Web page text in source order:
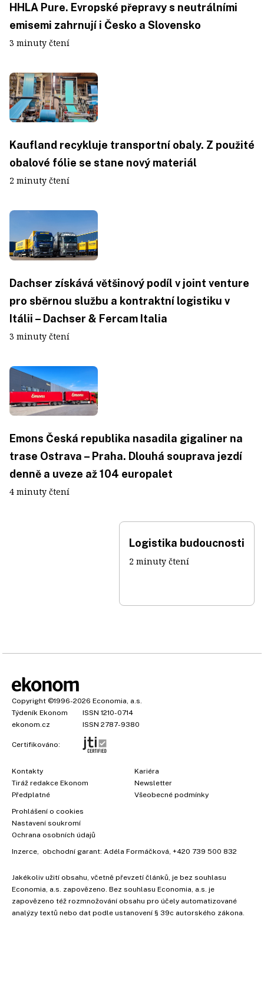
HHLA Pure. Evropské přepravy s neutrálními
emisemi zahrnují i Česko a Slovensko
3 minuty čtení
Kaufland recykluje transportní obaly. Z použité
obalové fólie se stane nový materiál
2 minuty čtení
Dachser získává většinový podíl v joint venture
pro sběrnou službu a kontraktní logistiku v
Itálii – Dachser & Fercam Italia
3 minuty čtení
Emons Česká republika nasadila gigaliner na
trase Ostrava – Praha. Dlouhá souprava jezdí
denně a uveze až 104 europalet
4 minuty čtení
Logistika budoucnosti
2 minuty čtení
Copyright ©1996-2026 Economia, a.s.
Týdeník Ekonom
ISSN 1210-0714
ekonom.cz
ISSN 2787-9380
Certifikováno:
Kontakty
Tiráž redakce Ekonom
Předplatné
Kariéra
Newsletter
Všeobecné podmínky
Prohlášení o cookies
Nastavení soukromí
Ochrana osobních údajů
Inzerce, obchodní garant: Adéla Formáčková, +420 739 500 832
Jakékoliv užití obsahu, včetně převzetí článků, je bez souhlasu
Economia, a.s. zapovězeno. Bez souhlasu Economia, a.s. je
zapovězeno též rozmnožování obsahu pro účely automatizované
analýzy textů nebo dat podle ustanovení § 39c autorského zákona.